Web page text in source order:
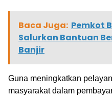
Baca Juga: Pemkot
Salurkan Bantuan
Banjir
Guna meningkatkan
masyarakat dalam